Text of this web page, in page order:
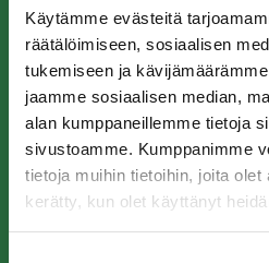
Käytämme evästeitä
räätälöimiseen, sosiaalisen
tukemiseen ja
jaamme sosiaalisen median,
alan kumppaneillemme tietoja
sivustoamme. Kumppanimme
tietoja muihin tietoihin, joita olet
kerätty, kun olet käyttänyt